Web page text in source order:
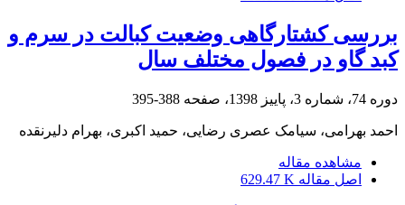
بررسی کشتارگاهی وضعیت کبالت در سرم و
کبد گاو در فصول مختلف سال
دوره 74، شماره 3، پاییز 1398، صفحه 388-395
احمد بهرامی، سیامک عصری رضایی، حمید اکبری، بهرام دلیرنقده
مشاهده مقاله
اصل مقاله 629.47 K